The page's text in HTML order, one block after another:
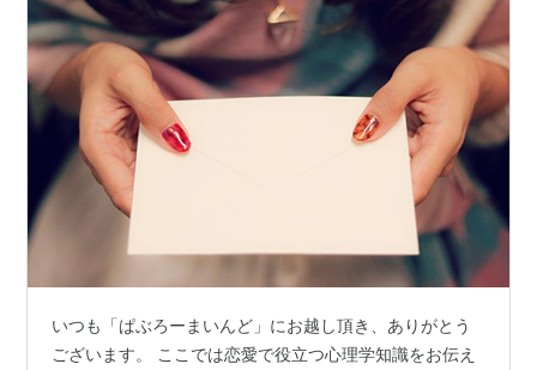
いつも「ぱぶろーまいんど」にお越し頂き、ありがとう
ございます。 ここでは恋愛で役立つ心理学知識をお伝え